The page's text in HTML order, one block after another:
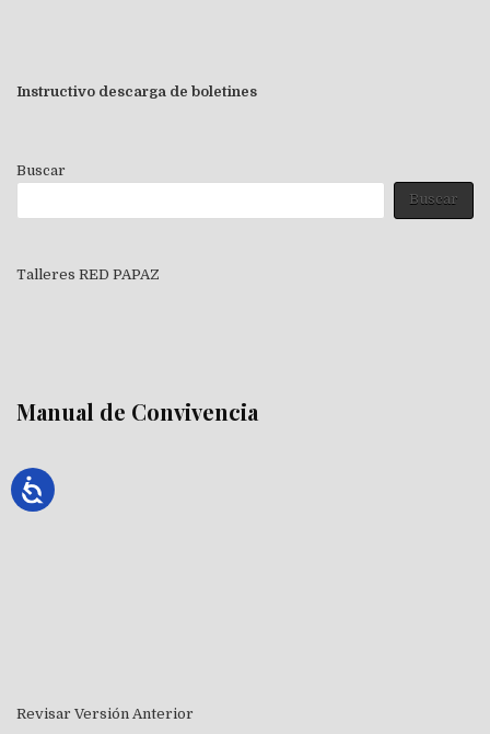
Instructivo descarga de boletines
Buscar
Buscar
Talleres RED PAPAZ
Manual de Convivencia
Revisar Versión Anterior